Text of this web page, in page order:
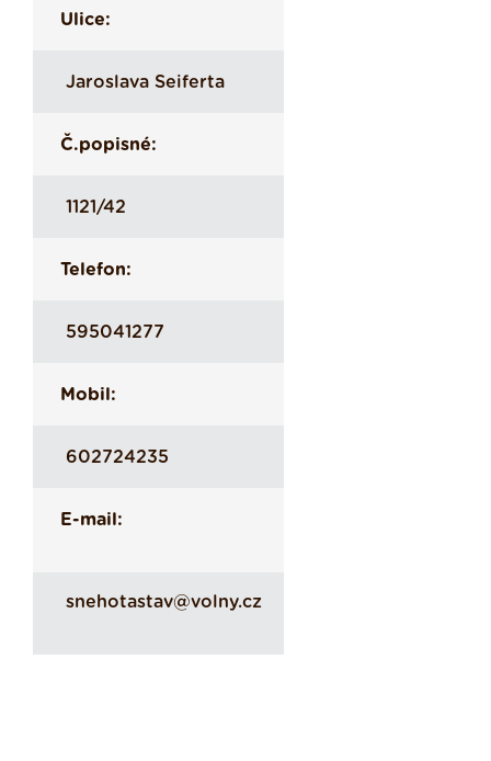
Ulice:
Jaroslava Seiferta
Č.popisné:
1121/42
Telefon:
595041277
Mobil:
602724235
E-mail:
snehotastav@volny.cz